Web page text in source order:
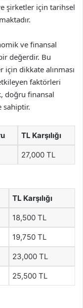
şirketler için tarihsel
ve finansal
değerdir. Bu
dikkate alınması
faktörleri
doğru finansal
sahiptir.
TL Karşılığı
27,000 TL
TL Karşılığı
18,500 TL
19,750 TL
23,000 TL
25,500 TL